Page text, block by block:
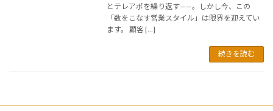
とテレアポを繰り返す——。しかし今、この
「数をこなす営業スタイル」は限界を迎えてい
ます。 顧客 […]
続きを読む